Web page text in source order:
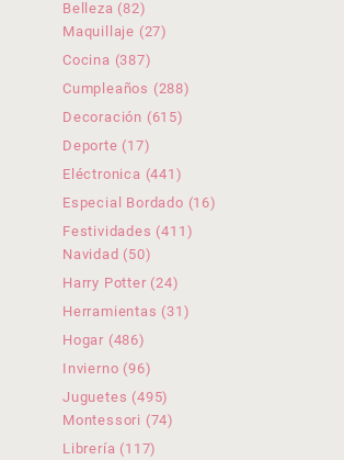
Belleza 8282
productos
Maquillaje 2727
Cocina 387387
productos
Cumpleaños 288288
Decoración 615615
Deporte 1717
productos
Eléctronica 441 441
productos
Especial Bordado 1616
Festividades 411 411
Navidad 5050
productos
Harry Potter 2424
productos
Herramientas 31 31
Hogar 486486
productos
Invierno 9696
productos
Juguetes 495495
productos
Montessori 7474
Librería 117117